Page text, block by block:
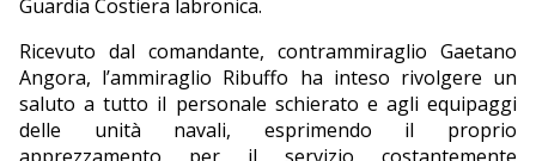
Guardia Costiera labronica.
Ricevuto dal comandante, contrammiraglio Gaetano
Angora, l’ammiraglio Ribuffo ha inteso rivolgere un
saluto a tutto il personale schierato e agli equipaggi
delle unità navali, esprimendo il proprio